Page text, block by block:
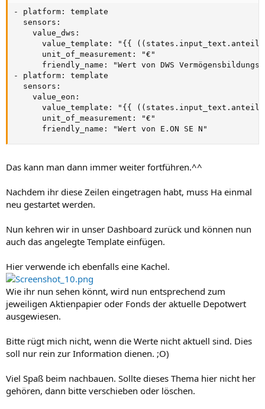
- platform: template
  sensors:
    value_dws:
value_template: "{{
      unit_of_measurement: "€"
friendly_name: "Wert von DWS
- platform: template
  sensors:
    value_eon:
value_template: "{{
      unit_of_measurement: "€"
      friendly_name: "Wert von E.ON SE N"
Das kann man dann immer weiter fortführen.^^
Nachdem ihr diese Zeilen eingetragen habt, muss Ha einmal
neu gestartet werden.
Nun kehren wir in unser Dashboard zurück und können nun
auch das angelegte Template einfügen.
Hier verwende ich ebenfalls eine Kachel.
Wie ihr nun sehen könnt, wird nun entsprechend zum
jeweiligen Aktienpapier oder Fonds der aktuelle Depotwert
ausgewiesen.
Bitte rügt mich nicht, wenn die Werte nicht aktuell sind. Dies
soll nur rein zur Information dienen. ;O)
Viel Spaß beim nachbauen. Sollte dieses Thema hier nicht her
gehören, dann bitte verschieben oder löschen.